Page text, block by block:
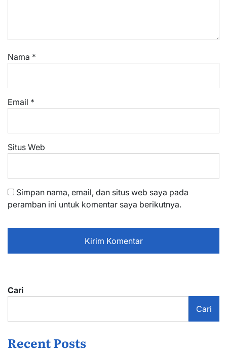
Nama *
Email *
Situs Web
Simpan nama, email, dan situs web saya pada
peramban ini untuk komentar saya berikutnya.
Cari
Cari
Recent Posts